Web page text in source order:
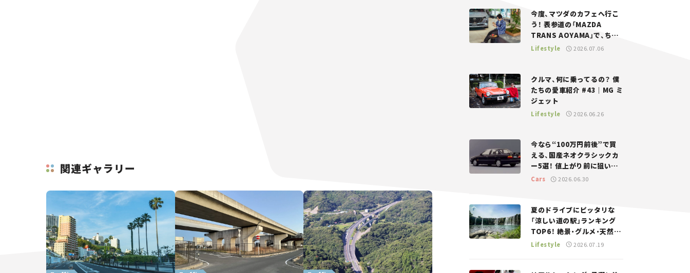
関連ギャラリー
今度、マツダのカフェへ行こ
う！ 表参道の「MAZDA
TRANS AOYAMA」で、ちょ
っとひと息。——連載｜CCG
Lifestyle 2026.07.06
クルマ、何に乗ってるの？ 僕
たちの愛車紹介 #43｜MG ミ
ジェット
Lifestyle 2026.06.26
今なら“100万円前後”で買
える、国産ネオクラシックカ
ー5選！ 値上がり前に狙いた
い、中古車探しをお手伝い――ち
Cars 2026.06.30
夏のドライブにピッタリな
「涼しい道の駅」ランキング
TOP6！ 絶景・グルメ・天然ク
ーラーなど、避暑におすすめ
Lifestyle 2026.07.19